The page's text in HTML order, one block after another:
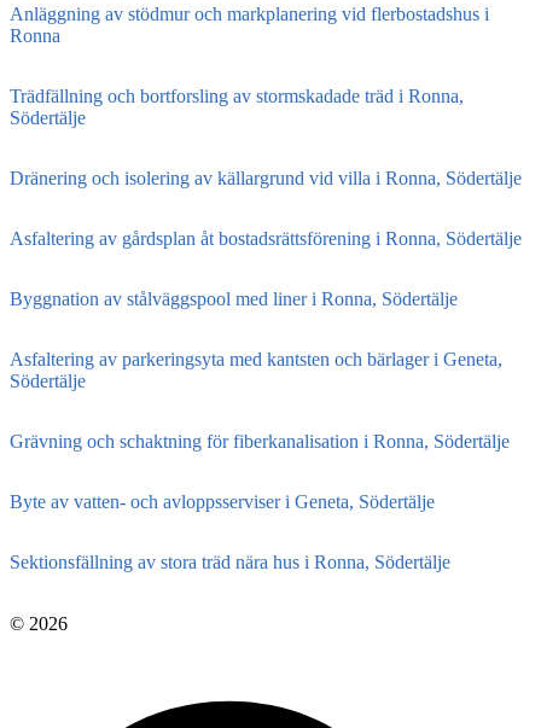
Anläggning av stödmur och markplanering vid flerbostadshus i
Ronna
Trädfällning och bortforsling av stormskadade träd i Ronna,
Södertälje
Dränering och isolering av källargrund vid villa i Ronna, Södertälje
Asfaltering av gårdsplan åt bostadsrättsförening i Ronna, Södertälje
Byggnation av stålväggspool med liner i Ronna, Södertälje
Asfaltering av parkeringsyta med kantsten och bärlager i Geneta,
Södertälje
Grävning och schaktning för fiberkanalisation i Ronna, Södertälje
Byte av vatten- och avloppsserviser i Geneta, Södertälje
Sektionsfällning av stora träd nära hus i Ronna, Södertälje
© 2026